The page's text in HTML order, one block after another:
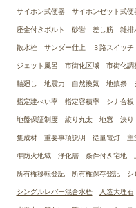
サイホン式便器 サイホンゼット式便
座金付きボルト 砂岩 差し筋 雑排
散水栓 サンダー仕上 ３路スイッチ
ジェット風呂 市街化区域 市街化調
軸廻し 地震力 自然換気 地鎮祭
指定建ぺい率 指定容積率 シナ合板
地盤保証制度 絞り丸太 地窓 決り
集成材 重要事項説明 従量電灯 主
準防火地域 浄化層 条件付き宅地
所有権移転登記 所有権保存登記 シ
シングルレバー混合水栓 人造大理石